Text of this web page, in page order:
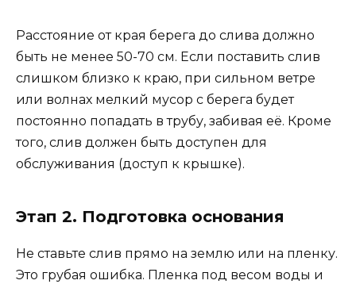
Расстояние от края берега до слива должно
быть не менее 50-70 см. Если поставить слив
слишком близко к краю, при сильном ветре
или волнах мелкий мусор с берега будет
постоянно попадать в трубу, забивая её. Кроме
того, слив должен быть доступен для
обслуживания (доступ к крышке).
Этап 2. Подготовка основания
Не ставьте слив прямо на землю или на пленку.
Это грубая ошибка. Пленка под весом воды и